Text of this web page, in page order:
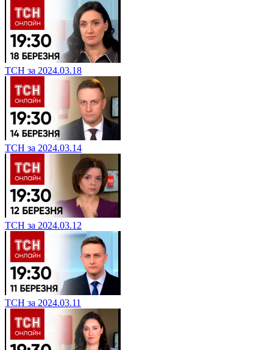
ТСН за 2024.03.18
ТСН за 2024.03.14
ТСН за 2024.03.12
ТСН за 2024.03.11